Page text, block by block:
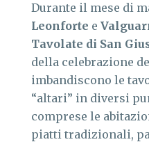
Durante il mese di
Leonforte e
Tavolate di San
della celebrazione
imbandiscono le
“altari” in diversi
comprese le
piatti tradizionali,